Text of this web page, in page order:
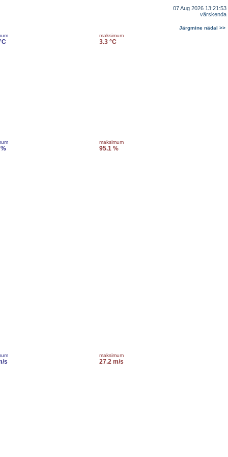
07 Aug 2026 13:21:53
värskenda
Järgmine nädal >>
maksimum
3.3 °C
maksimum
95.1 %
s
maksimum
27.2 m/s